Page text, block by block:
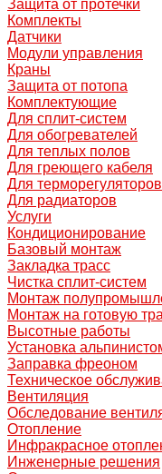
Защита от протечки
Комплекты
Датчики
Модули управления
Краны
Защита от потопа
Комплектующие
Для сплит-систем
Для обогревателей
Для теплых полов
Для греющего кабеля
Для терморегуляторов
Для радиаторов
Услуги
Кондиционирование
Базовый монтаж
Закладка трасс
Чистка сплит-систем
Монтаж
Монтаж на готовую
Высотные работы
Установка
Заправка фреоном
Техническое
Вентиляция
Обследование
Отопление
Инфракрасное
Инженерные решения